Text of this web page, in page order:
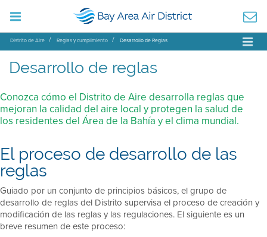
Distrito de Aire Reglas y cumplimiento Desarrollo de Reglas
Desarrollo de reglas
Conozca cómo el Distrito de Aire desarrolla reglas que
mejoran la calidad del aire local y protegen la salud de
los residentes del Área de la Bahía y el clima mundial.
El proceso de desarrollo de las
reglas
Guiado por un conjunto de principios básicos, el grupo de
desarrollo de reglas del Distrito supervisa el proceso de creación y
modificación de las reglas y las regulaciones. El siguiente es un
breve resumen de este proceso: